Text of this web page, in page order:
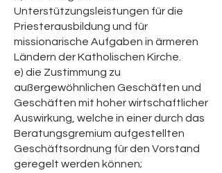
Unterstützungsleistungen für die
Priesterausbildung und für
missionarische Aufgaben in ärmeren
Ländern der Katholischen Kirche.
e) die Zustimmung zu
außergewöhnlichen Geschäften und
Geschäften mit hoher wirtschaftlicher
Auswirkung, welche in einer durch das
Beratungsgremium aufgestellten
Geschäftsordnung für den Vorstand
geregelt werden können;